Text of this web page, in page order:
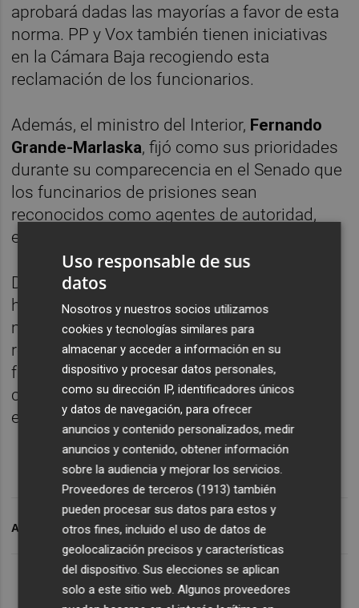
aprobará dadas las mayorías a favor de esta
norma. PP y Vox también tienen iniciativas
en la Cámara Baja recogiendo esta
reclamación de los funcionarios.
Además, el ministro del Interior, Fernando
Grande-Marlaska, fijó como sus prioridades
durante su comparecencia en el Senado que
los funcinarios de prisiones sean
reconocidos como agentes de autoridad,
entre otras cosas.
Durante el debate de esta iniciativa, que se
ha producido a primera hora de este
miércoles, han estado presentes diferentes
representantes de los sindicatos de
funcionarios de prisiones, que han llevado a
cabo varias concentraciones para reclamar
este viejo anhelo.
ARCHIVADO EN SENADO PP PRISIONES
Uso responsable de sus
datos
Nosotros y nuestros socios utilizamos
cookies y tecnologías similares para
almacenar y acceder a información en su
dispositivo y procesar datos personales,
como su dirección IP, identificadores únicos
y datos de navegación, para ofrecer
anuncios y contenido personalizados, medir
anuncios y contenido, obtener información
sobre la audiencia y mejorar los servicios.
Proveedores de terceros (1913) también
pueden procesar sus datos para estos y
otros fines, incluido el uso de datos de
geolocalización precisos y características
del dispositivo. Sus elecciones se aplican
solo a este sitio web. Algunos proveedores